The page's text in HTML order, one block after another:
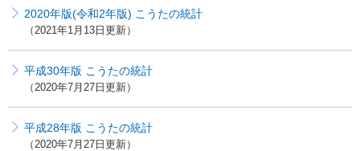
2020年版(令和2年版) こうたの統計
2021年1月13日更新
平成30年版 こうたの統計
2020年7月27日更新
平成28年版 こうたの統計
2020年7月27日更新